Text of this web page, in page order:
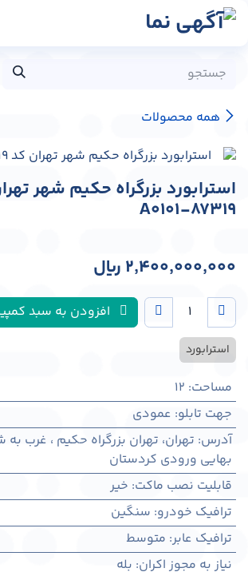
پرش به محتوا
همه محصولات
A0101-87319
2,400,000,000 ﷼
افزودن به سبد
استرابورد
مساحت:
12
جهت تابلو: عمودی
آدرس: تهران، تهران بزرگراه حکیم ، غرب
بهایی ورودی کردستان
قابلیت نصب ماکت: خیر
ترافیک خودرو: سنگین
ترافیک عابر: متوسط
نیاز به مجوز اکران: بله